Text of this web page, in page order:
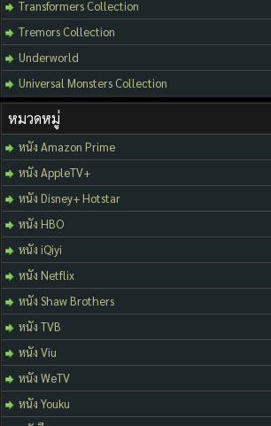
Transformers Collection
Tremors Collection
Underworld
Universal Monsters Collection
หมวดหมู่
หนัง Amazon Prime
หนัง AppleTV+
หนัง Disney+ Hotstar
หนัง HBO
หนัง iQiyi
หนัง Netflix
หนัง Shaw Brothers
หนัง TVB
หนัง Viu
หนัง WeTV
หนัง Youku